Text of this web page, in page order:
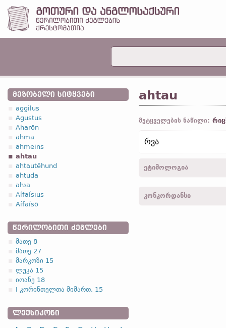
ᲛᲔᲖᲝᲑᲔᲚᲘ ᲡᲘᲢᲧᲕᲔᲑᲘ
aggilus
Agustus
Aharōn
ahma
ahmeins
ahtau
ahtautēhund
ahtuda
aƕa
Aífaísius
Aífaísō
ᲬᲔᲠᲘᲚᲝᲑᲘᲗᲘ ᲫᲔᲒᲚᲔᲑᲘ
მათე 8
მათე 27
მარკოზი 15
ლუკა 15
იოანე 18
I კორინთელთა მიმართ, 15
ᲚᲔᲥᲡᲘᲙᲝᲜᲘ
ahtau
მეტყველების ნაწილი:
რვა
ეტიმოლოგია
ahto;ჰოლ.acht;
კონკორდანსი